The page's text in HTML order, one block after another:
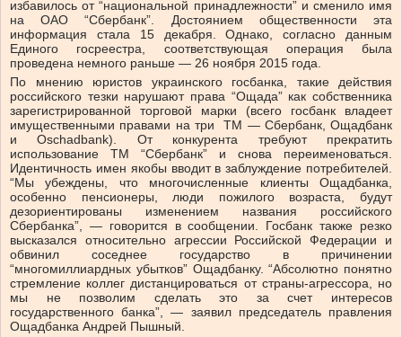
избавилось от “национальной принадлежности” и сменило имя
на ОАО “Сбербанк”. Достоянием общественности эта
информация стала 15 декабря. Однако, согласно данным
Единого госреестра, соответствующая операция была
проведена немного раньше — 26 ноября 2015 года.
По мнению юристов украинского госбанка, такие действия
российского тезки нарушают права “Ощада” как собственника
зарегистрированной торговой марки (всего госбанк владеет
имущественными правами на три ТМ — Сбербанк, Ощадбанк
и Oschadbank). От конкурента требуют прекратить
использование ТМ “Сбербанк” и снова переименоваться.
Идентичность имен якобы вводит в заблуждение потребителей.
“Мы убеждены, что многочисленные клиенты Ощадбанка,
особенно пенсионеры, люди пожилого возраста, будут
дезориентированы изменением названия российского
Сбербанка”, — говорится в сообщении. Госбанк также резко
высказался относительно агрессии Российской Федерации и
обвинил соседнее государство в причинении
“многомиллиардных убытков” Ощадбанку. “Абсолютно понятно
стремление коллег дистанцироваться от страны-агрессора, но
мы не позволим сделать это за счет интересов
государственного банка”, — заявил председатель правления
Ощадбанка Андрей Пышный.